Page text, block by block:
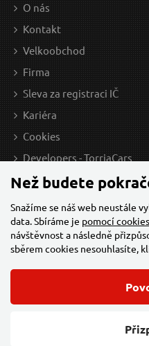
O nás
Kontakt
Velkoobchod
Firma
Sleva za registraci IČ
Kariéra
Cookies
Developers - TorriaCars
Změnit
Než budete
Snažíme se náš web neustále
data. Sbíráme je pomocí cookies
návštěvnost a následně
sběrem cookies nesouhlasíte,